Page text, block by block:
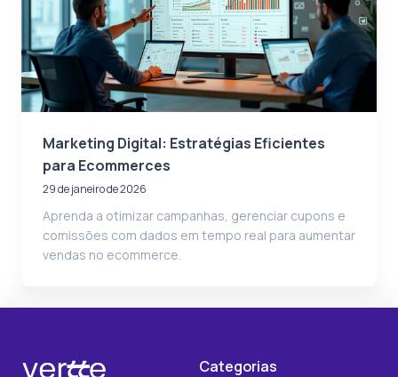
Marketing Digital: Estratégias Eficientes
para Ecommerces
29 de janeiro de 2026
Aprenda a otimizar campanhas, gerenciar cupons e
comissões com dados em tempo real para aumentar
vendas no ecommerce.
Categorias